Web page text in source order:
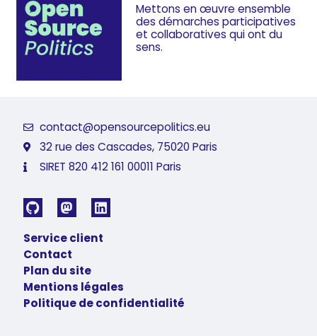
Mettons en œuvre ensemble
des démarches participatives
et collaboratives qui ont du
sens.
contact@opensourcepolitics.eu
32 rue des Cascades, 75020 Paris
SIRET 820 412 161 00011 Paris
Service client
Contact
Plan du site
Mentions légales
Politique de confidentialité